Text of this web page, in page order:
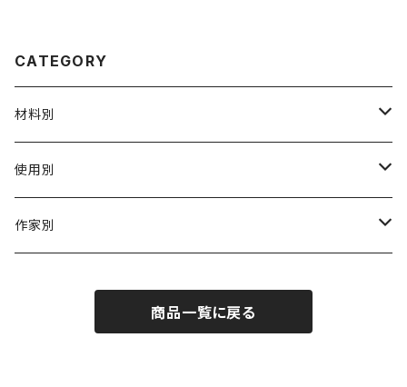
CATEGORY
材料別
陶磁器
ガラス
使用別
茶壺 急须 土瓶
作家別
商品一覧に戻る